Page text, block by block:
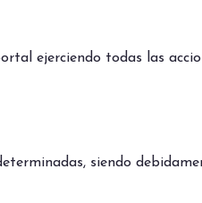
ejerciendo todas las
siendo